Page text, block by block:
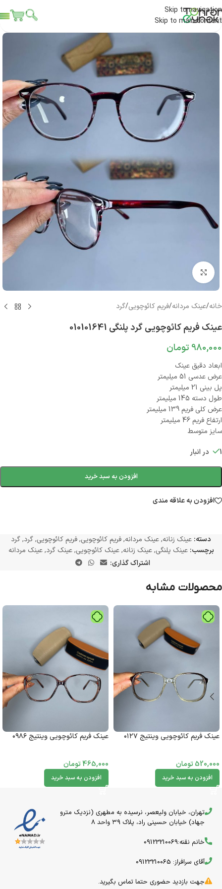
Skip to navigation
Skip to main content
بزرگنمایی تصویر
خانه/عینک مردانه/فریم کائوچویی/گرد
عینک فریم کائوچویی گرد پلنگی 010101641
980,000 تومان
ابعاد دقیق عینک
عرض عدسی 51 میلیمتر
پل بینی 21 میلیمتر
طول دسته 145 میلیمتر
عرض کلی فریم 139 میلیمتر
ارتفاع فریم 46 میلیمتر
سایز متوسط
1 در انبار
افزودن به سبد خرید
افزودن به علاقه مندی
دسته: عینک زنانه,عینک مردانه,فریم کائوچویی,فریم کائوچویی,گرد,گرد
برچسب: عینک پلنگی, عینک زنانه, عینک کائوچویی, عینک گرد, عینک مردانه
اشتراک گذاری:
محصولات مشابه
عینک فریم کائوچویی وینتیج ۰۱۲۷
520,000تومان
افزودن به سبد خرید
عینک فریم کائوچویی وینتیج ۰۹۸۶
465,000تومان
افزودن به سبد خرید
تهران، خیابان ولیعصر، نرسیده به مطهری (نزدیک مترو
جهاد) خیابان حسینی راد، پلاک ۳۹ واحد 8
خانم نقنه:09123210069
آقای سرافراز: 09123210065
جهت بازدید حضوری حتما تماس بگیرید.